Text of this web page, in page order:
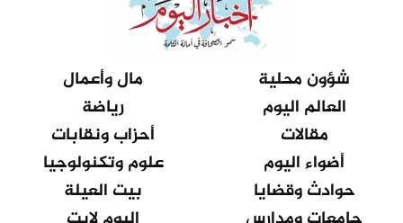
شؤون محلية
مال وأعمال
العالم اليوم
رياضة
مقالات
أحزاب ونقابات
أضواء اليوم
علوم وتكنولوجيا
حوادث وقضايا
بيت العيلة